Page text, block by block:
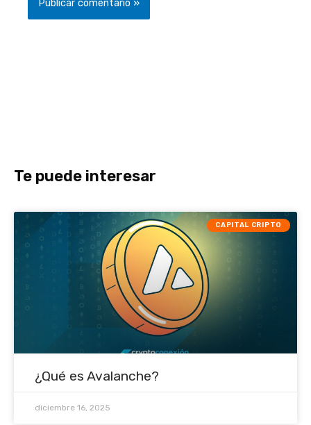
Te puede interesar
CAPITAL CRIPTO
¿Qué es Avalanche?
diciembre 16, 2025